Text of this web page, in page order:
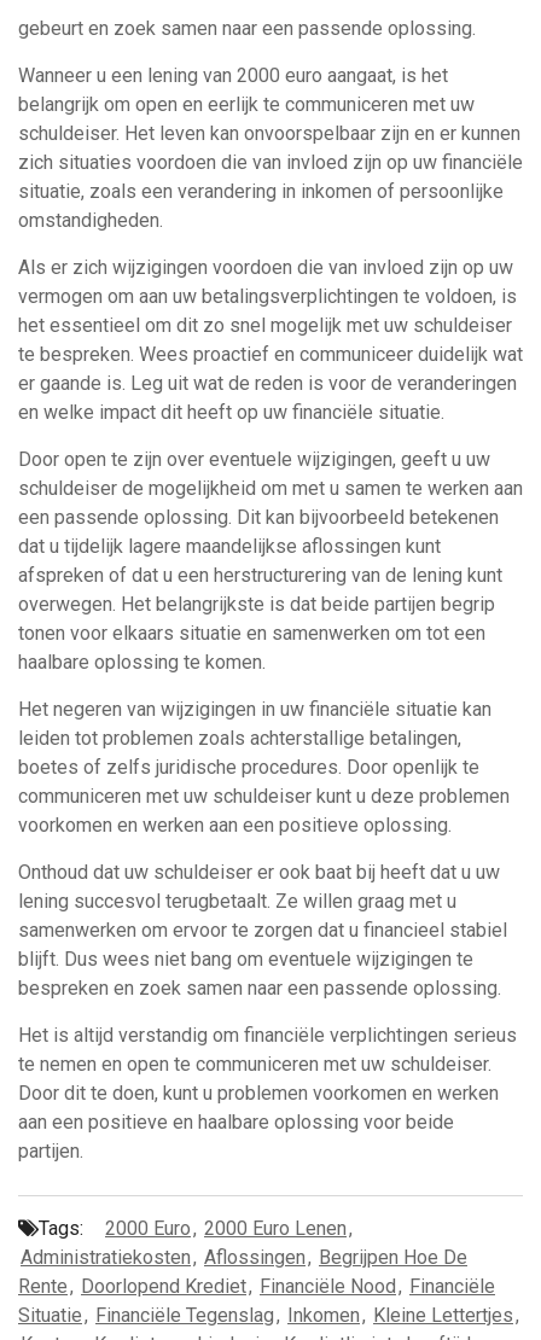
gebeurt en zoek samen naar een passende oplossing.
Wanneer u een lening van 2000 euro aangaat, is het
belangrijk om open en eerlijk te communiceren met uw
schuldeiser. Het leven kan onvoorspelbaar zijn en er kunnen
zich situaties voordoen die van invloed zijn op uw financiële
situatie, zoals een verandering in inkomen of persoonlijke
omstandigheden.
Als er zich wijzigingen voordoen die van invloed zijn op uw
vermogen om aan uw betalingsverplichtingen te voldoen, is
het essentieel om dit zo snel mogelijk met uw schuldeiser
te bespreken. Wees proactief en communiceer duidelijk wat
er gaande is. Leg uit wat de reden is voor de veranderingen
en welke impact dit heeft op uw financiële situatie.
Door open te zijn over eventuele wijzigingen, geeft u uw
schuldeiser de mogelijkheid om met u samen te werken aan
een passende oplossing. Dit kan bijvoorbeeld betekenen
dat u tijdelijk lagere maandelijkse aflossingen kunt
afspreken of dat u een herstructurering van de lening kunt
overwegen. Het belangrijkste is dat beide partijen begrip
tonen voor elkaars situatie en samenwerken om tot een
haalbare oplossing te komen.
Het negeren van wijzigingen in uw financiële situatie kan
leiden tot problemen zoals achterstallige betalingen,
boetes of zelfs juridische procedures. Door openlijk te
communiceren met uw schuldeiser kunt u deze problemen
voorkomen en werken aan een positieve oplossing.
Onthoud dat uw schuldeiser er ook baat bij heeft dat u uw
lening succesvol terugbetaalt. Ze willen graag met u
samenwerken om ervoor te zorgen dat u financieel stabiel
blijft. Dus wees niet bang om eventuele wijzigingen te
bespreken en zoek samen naar een passende oplossing.
Het is altijd verstandig om financiële verplichtingen serieus
te nemen en open te communiceren met uw schuldeiser.
Door dit te doen, kunt u problemen voorkomen en werken
aan een positieve en haalbare oplossing voor beide
partijen.
Tags: 2000 Euro, 2000 Euro Lenen,
Administratiekosten, Aflossingen, Begrijpen Hoe De
Rente, Doorlopend Krediet, Financiële Nood, Financiële
Situatie, Financiële Tegenslag, Inkomen, Kleine Lettertjes,